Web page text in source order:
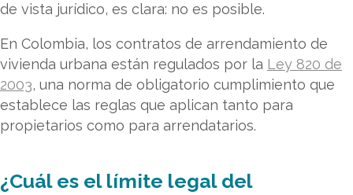
de vista jurídico, es clara: no es posible.
En Colombia, los contratos de arrendamiento de
vivienda urbana están regulados por la Ley 820 de
2003, una norma de obligatorio cumplimiento que
establece las reglas que aplican tanto para
propietarios como para arrendatarios.
¿Cuál es el límite legal del